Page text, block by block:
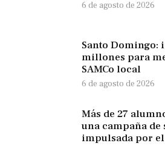
6 de agosto de 2026
Santo Domingo:
millones para
SAMCo local
6 de agosto de 2026
Más de 27
una campaña de
impulsada por